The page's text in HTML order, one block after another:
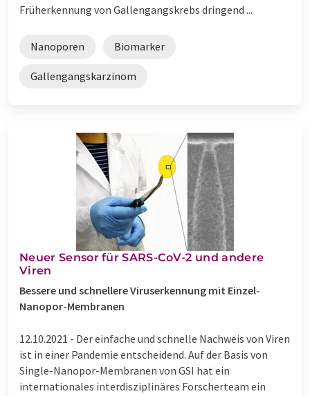
Früherkennung von Gallengangskrebs dringend ...
Nanoporen Biomarker
Gallengangskarzinom
Neuer Sensor für SARS-CoV-2 und andere
Viren
Bessere und schnellere Viruserkennung mit Einzel-
Nanopor-Membranen
12.10.2021 - Der einfache und schnelle Nachweis von Viren
ist in einer Pandemie entscheidend. Auf der Basis von
Single-Nanopor-Membranen von GSI hat ein
internationales interdisziplinäres Forscherteam ein